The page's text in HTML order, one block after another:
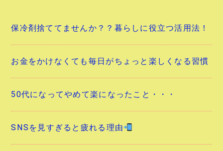
保冷剤捨ててませんか？？暮らしに役立つ活用法！
お金をかけなくても毎日がちょっと楽しくなる習慣
50代になってやめて楽になったこと・・・
SNSを見すぎると疲れる理由